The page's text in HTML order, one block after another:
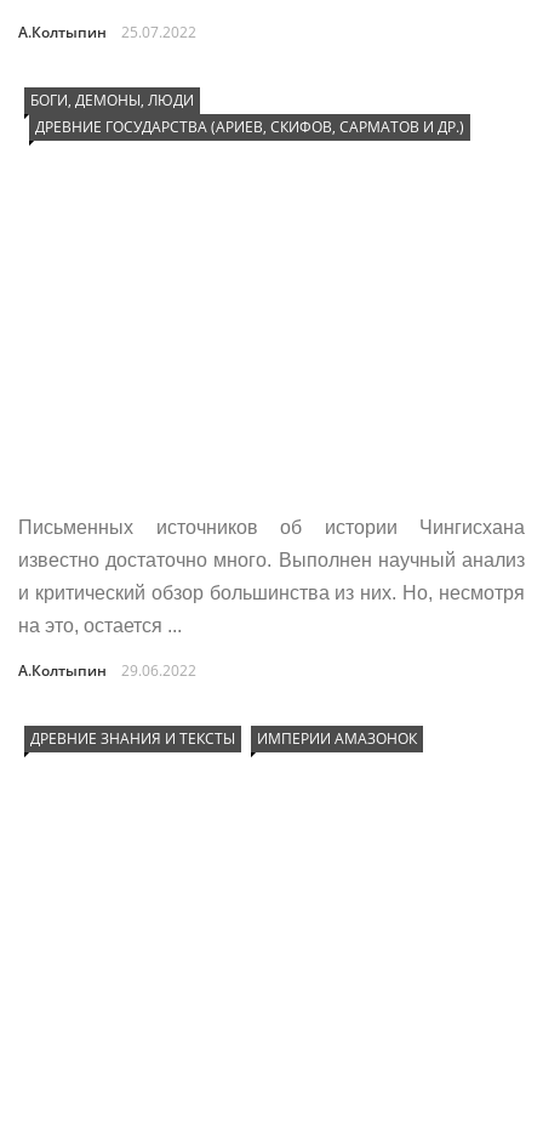
А.Колтыпин 25.07.2022
БОГИ, ДЕМОНЫ, ЛЮДИ
ДРЕВНИЕ ГОСУДАРСТВА (АРИЕВ, СКИФОВ, САРМАТОВ И ДР.)
Письменных источников об истории Чингисхана
известно достаточно много. Выполнен научный анализ
и критический обзор большинства из них. Но, несмотря
на это, остается ...
А.Колтыпин 29.06.2022
ДРЕВНИЕ ЗНАНИЯ И ТЕКСТЫ ИМПЕРИИ АМАЗОНОК